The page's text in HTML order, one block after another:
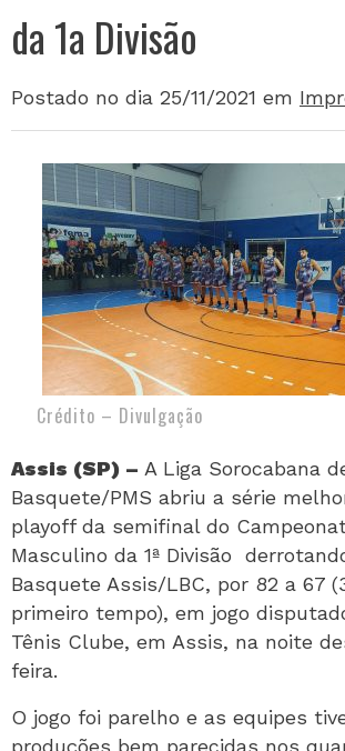
da 1a Divisão
Postado no dia 25/11/2021 em
Crédito – Divulgação
Assis (SP) – A Liga Sorocabana
Basquete/PMS abriu a série
playoff da semifinal do
Masculino da 1ª Divisão
Basquete Assis/LBC, por 82 a 67
primeiro tempo), em jogo
Tênis Clube, em Assis, na noite
feira.
O jogo foi parelho e as equipes
produções bem parecidas nos